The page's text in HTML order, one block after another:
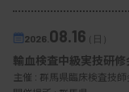
2026. 08.16（日）
輸血検査中級実技研修
主催 : 群馬県臨床検査技師